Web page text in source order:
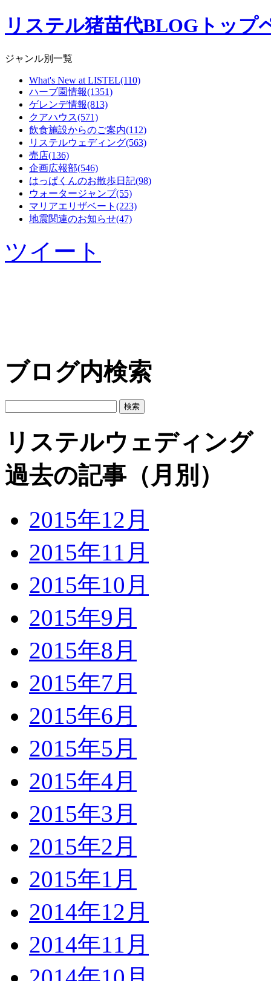
リステル猪苗代BLOGトップ
ジャンル別一覧
What's New at LISTEL(110)
ハーブ園情報(1351)
ゲレンデ情報(813)
クアハウス(571)
飲食施設からのご案内(112)
リステルウェディング(563)
売店(136)
企画広報部(546)
はっぱくんのお散歩日記(98)
ウォータージャンプ(55)
マリアエリザベート(223)
地震関連のお知らせ(47)
ツイート
ブログ内検索
リステルウェディング
過去の記事（月別）
2015年12月
2015年11月
2015年10月
2015年9月
2015年8月
2015年7月
2015年6月
2015年5月
2015年4月
2015年3月
2015年2月
2015年1月
2014年12月
2014年11月